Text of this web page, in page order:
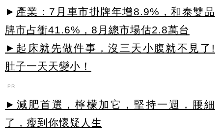
► 產業：7月車市掛牌年增8.9%，和泰雙品
牌市占衝41.6%，8月總市場估2.8萬台
►起床就先做件事，沒三天小腹就不見了!
肚子一天天變小！
PR
►減肥首選，檸檬加它，堅持一週，腰細
了，瘦到你懷疑人生